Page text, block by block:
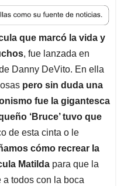
que marcó la vida y
, fue lanzada en
Danny DeVito. En ella
pero sin duda una
fue la gigantesca
‘Bruce’ tuvo que
de esta cinta o le
cómo recrear la
Matilda para que la
todos con la boca